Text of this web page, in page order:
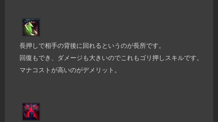
長押しで相手の背後に回れるというのが長所です。
回復もでき、ダメージも大きいのでこれもゴリ押しスキルです。
マナコストが高いのがデメリット。